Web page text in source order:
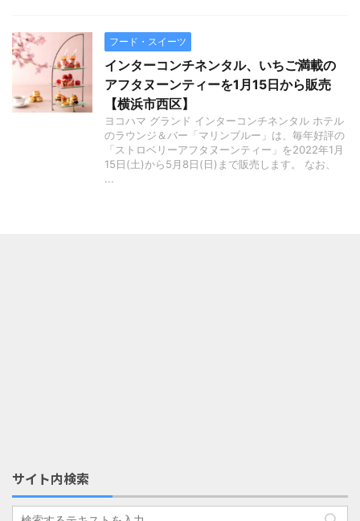
フード・スイーツ
インターコンチネンタル、いちご満載の
アフタヌーンティーを1月15日から販売
【横浜市西区】
ヨコハマ グランド インターコンチネンタル ホテル
のラウンジ＆バー「マリンブルー」は、毎年好評の
「ストロベリーアフタヌーンティー」を2022年1月
15日(土)から5月8日(日)まで販売します。 なお、
...
サイト内検索